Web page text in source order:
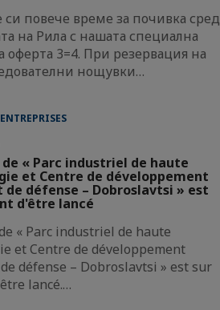
си повече време за почивка сред
на Рила с нашата специална
оферта 3=4. При резервация на
нощувки…
« Parc industriel de haute
et Centre de développement
défense – Dobroslavtsi » est
d'être lancé
« Parc industriel de haute
et Centre de développement
défense – Dobroslavtsi » est sur
lancé.…